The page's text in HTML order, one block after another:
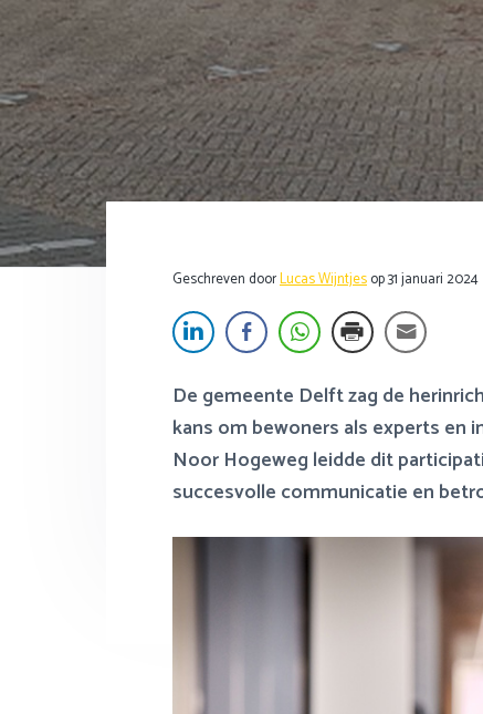
d
n
a
v
i
g
a
t
n
h
o
u
d
t
e
s
i
d
e
b
a
t
e
k
s
t
Geschreven doorLucas Wijntjesop31 januari 2024
De gemeente Delft zag de
kans om bewoners als experts en
Noor Hogeweg leidde dit
succesvolle communicatie en